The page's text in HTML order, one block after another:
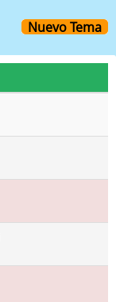
Nuevo Tema